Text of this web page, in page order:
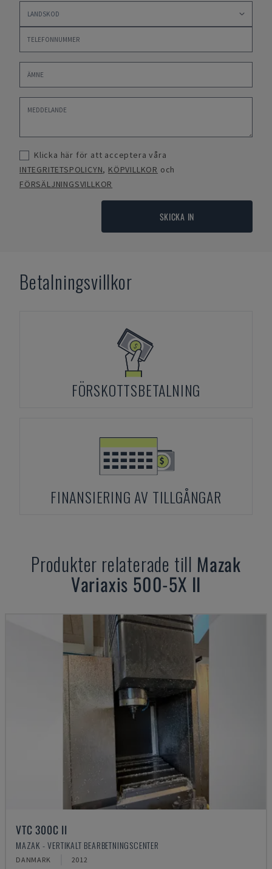
Klicka här för att acceptera våra
INTEGRITETSPOLICYN, KÖPVILLKOR och
FÖRSÄLJNINGSVILLKOR
SKICKA IN
Betalningsvillkor
FÖRSKOTTSBETALNING
FINANSIERING AV TILLGÅNGAR
Produkter relaterade till Mazak
Variaxis 500-5X II
VTC 300C II
MAZAK - VERTIKALT BEARBETNINGSCENTER
DANMARK 2012